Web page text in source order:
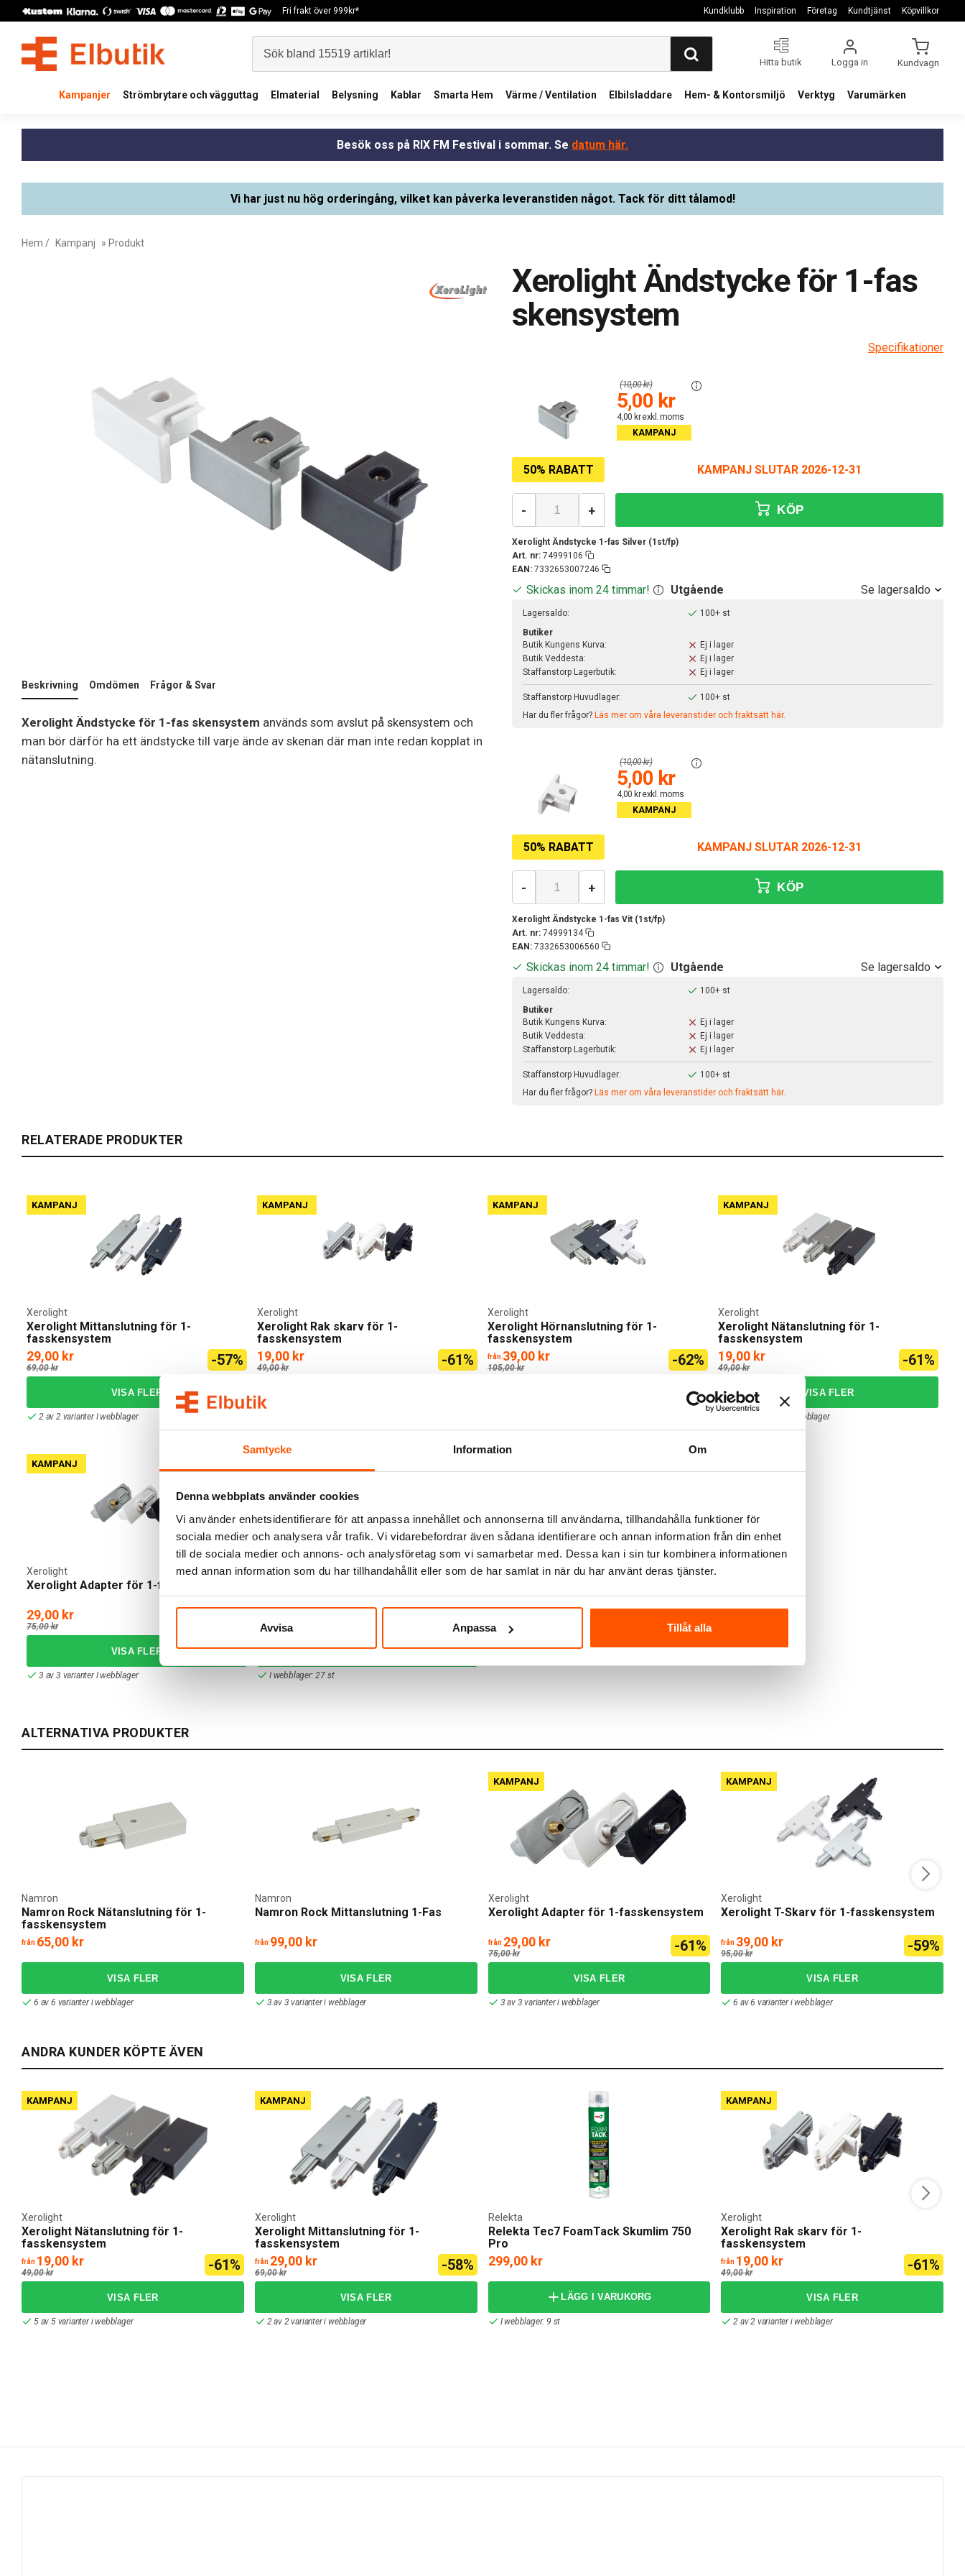
Samtycke Information Om
Denna webbplats använder cookies
Vi använder enhetsidentifierare för att anpassa innehållet och annonserna till användarna, tillhandahålla funktioner för
sociala medier och analysera vår trafik. Vi vidarebefordrar även sådana identifierare och annan information från din enhet
till de sociala medier och annons- och analysföretag som vi samarbetar med. Dessa kan i sin tur kombinera informationen
med annan information som du har tillhandahållit eller som de har samlat in när du har använt deras tjänster.
Avvisa Anpassa Tillåt alla
Fri frakt över 999kr* Kundklubb Inspiration Företag Kundtjänst Köpvillkor
Hitta butik Logga in Kundvagn
Kampanjer Strömbrytare och vägguttag Elmaterial Belysning Kablar Smarta Hem Värme / Ventilation Elbilsladdare Hem- & Kontorsmiljö Verktyg Varumärken
Besök oss på RIX FM Festival i sommar. Se datum här.
Vi har just nu hög orderingång, vilket kan påverka leveranstiden något. Tack för ditt tålamod!
Hem / Kampanj » Produkt
Beskrivning Omdömen Frågor & Svar
Xerolight Ändstycke för 1-fas skensystem används som avslut på skensystem och
man bör därför ha ett ändstycke till varje ände av skenan där man inte redan kopplat in
nätanslutning.
Xerolight Ändstycke för 1-fas
skensystem
Specifikationer
50% RABATT KAMPANJ SLUTAR 2026-12-31
5,00 kr
4,00 kr exkl. moms
(10,00 kr)
KAMPANJ
Xerolight Ändstycke 1-fas Silver (1st/fp)
Art. nr: 74999106
EAN: 7332653007246
- + KÖP
Skickas inom 24 timmar! Utgående Se lagersaldo
Lagersaldo:
100+ st
Butiker
Butik Kungens Kurva:
Ej i lager
Butik Veddesta:
Ej i lager
Staffanstorp Lagerbutik:
Ej i lager
Staffanstorp Huvudlager:
100+ st
Har du fler frågor? Läs mer om våra leveranstider och fraktsätt här.
50% RABATT KAMPANJ SLUTAR 2026-12-31
5,00 kr
4,00 kr exkl. moms
(10,00 kr)
KAMPANJ
Xerolight Ändstycke 1-fas Vit (1st/fp)
Art. nr: 74999134
EAN: 7332653006560
- + KÖP
Skickas inom 24 timmar! Utgående Se lagersaldo
Lagersaldo:
100+ st
Butiker
Butik Kungens Kurva:
Ej i lager
Butik Veddesta:
Ej i lager
Staffanstorp Lagerbutik:
Ej i lager
Staffanstorp Huvudlager:
100+ st
Har du fler frågor? Läs mer om våra leveranstider och fraktsätt här.
RELATERADE PRODUKTER
KAMPANJ
Xerolight Mittanslutning för 1-
fasskensystem
Xerolight
29,00 kr
69,00 kr -57%
2 av 2 varianter I webblager
KAMPANJ
Xerolight Rak skarv för 1-
fasskensystem
Xerolight
19,00 kr
49,00 kr -61%
KAMPANJ
Xerolight Hörnanslutning för 1-
fasskensystem
Xerolight
från 39,00 kr
105,00 kr -62%
KAMPANJ
Xerolight Nätanslutning för 1-
fasskensystem
Xerolight
19,00 kr
49,00 kr -61%
5 av 5 varianter I webblager
KAMPANJ
Xerolight Adapter för 1-fasskensystem
Xerolight
29,00 kr
75,00 kr
3 av 3 varianter I webblager
Xerolight
222,00 kr
LÄGG I VARUKORG
I webblager: 27 st
ALTERNATIVA PRODUKTER
Namron Rock Nätanslutning för 1-
fasskensystem
Namron
från 65,00 kr
6 av 6 varianter i webblager
Namron Rock Mittanslutning 1-Fas
Namron
från 99,00 kr
3 av 3 varianter i webblager
KAMPANJ
Xerolight Adapter för 1-fasskensystem
Xerolight
från 29,00 kr
75,00 kr -61%
3 av 3 varianter i webblager
KAMPANJ
Xerolight T-Skarv för 1-fasskensystem
Xerolight
från 39,00 kr
95,00 kr -59%
6 av 6 varianter i webblager
ANDRA KUNDER KÖPTE ÄVEN
KAMPANJ
Xerolight Nätanslutning för 1-
fasskensystem
Xerolight
från 19,00 kr
49,00 kr -61%
5 av 5 varianter i webblager
KAMPANJ
Xerolight Mittanslutning för 1-
fasskensystem
Xerolight
från 29,00 kr
69,00 kr -58%
2 av 2 varianter i webblager
Relekta Tec7 FoamTack Skumlim 750
Pro
Relekta
299,00 kr
LÄGG I VARUKORG
I webblager: 9 st
KAMPANJ
Xerolight Rak skarv för 1-
fasskensystem
Xerolight
från 19,00 kr
49,00 kr -61%
2 av 2 varianter i webblager